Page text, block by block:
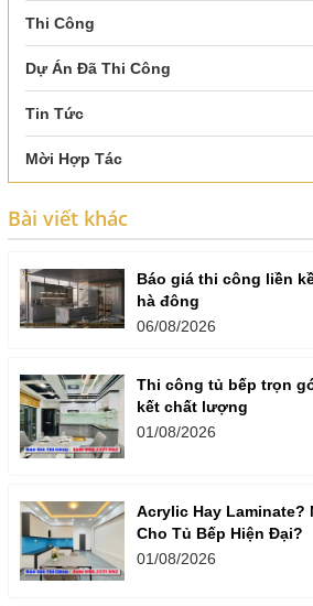
Thi Công
Dự Án Đã Thi Công
Tin Tức
Mời Hợp Tác
Bài viết khác
Báo giá thi công liền
hà đông
06/08/2026
Thi công tủ bếp trọn
kết chất lượng
01/08/2026
Acrylic Hay Laminate?
Cho Tủ Bếp Hiện Đại?
01/08/2026